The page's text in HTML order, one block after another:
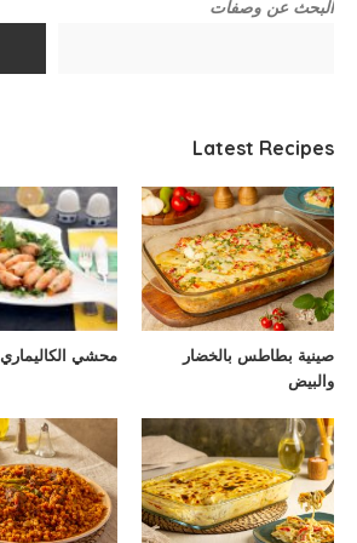
البحث عن وصفات
Latest Recipes
صينية بطاطس بالخضار
والبيض
محشي الكاليماري